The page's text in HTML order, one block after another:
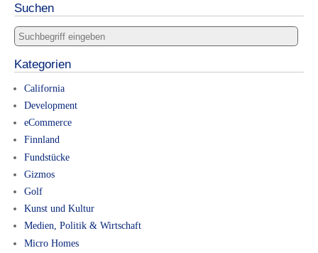
Suchen
Kategorien
California
Development
eCommerce
Finnland
Fundstücke
Gizmos
Golf
Kunst und Kultur
Medien, Politik & Wirtschaft
Micro Homes